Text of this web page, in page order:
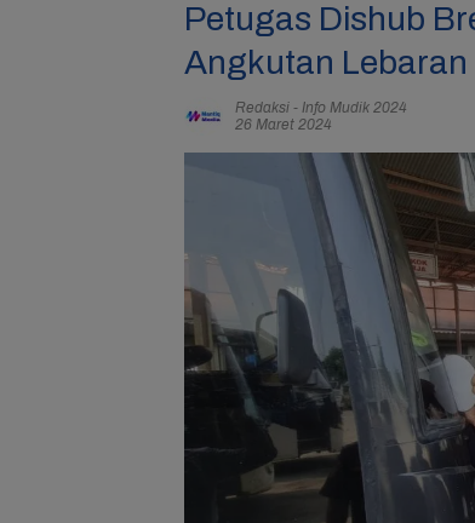
Petugas Dishub
Angkutan Lebaran
Redaksi - Info Mudik 2024
26 Maret 2024